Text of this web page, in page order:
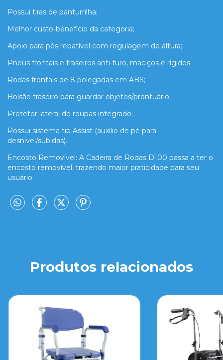
Possui tiras de panturrilha;
Melhor custo-benefício da categoria;
Apoio para pés rebatível com regulagem de altura;
Pneus frontais e traseiros anti-furo, maciços e rígidos;
Rodas frontais de 8 polegadas em ABS;
Bolsão traseiro para guardar objetos/prontuário;
Protetor lateral de roupas integrado;
Possui sistema tip Assist (auxílio de pé para
desnível/subidas).
Encosto Removível: A Cadeira de Rodas D100 passa a ter o
encosto removível, trazendo maior praticidade para seu
usuário
Produtos relacionados